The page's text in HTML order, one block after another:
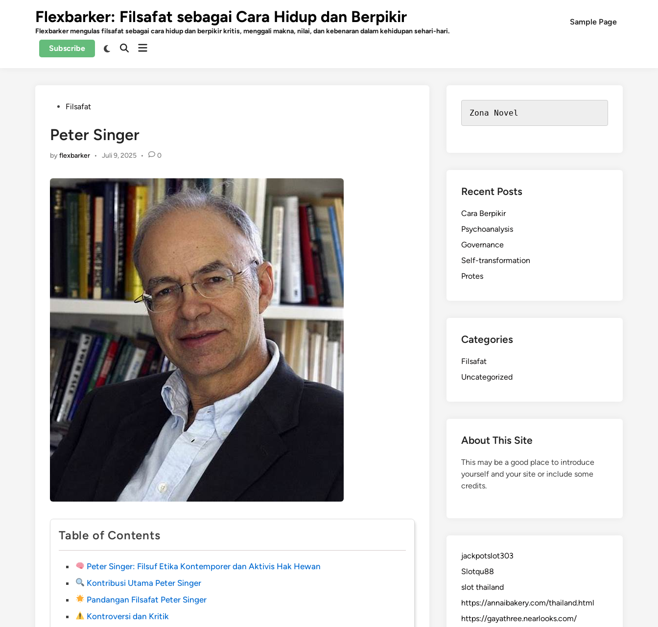
Flexbarker: Filsafat sebagai Cara Hidup dan Berpikir
Flexbarker mengulas filsafat sebagai cara hidup dan berpikir kritis, menggali makna, nilai, dan kebenaran dalam kehidupan sehari-hari.
Sample Page
Subscribe
SwitchOpenOpen
PostedFilsafat
Peter Singer
byflexbarker • Juli 9, 2025 • 0
Table of Contents
Peter Singer: Filsuf Etika Kontemporer dan Aktivis Hak Hewan
Kontribusi Utama Peter Singer
Pandangan Filsafat Peter Singer
Kontroversi dan Kritik
Zona Novel
Recent Posts
Cara Berpikir
Psychoanalysis
Governance
Self-transformation
Protes
Categories
Filsafat
Uncategorized
About This Site
This may be a good place to introduce
yourself and your site or include some
credits.
jackpotslot303
Slotqu88
slot thailand
https://annaibakery.com/thailand.html
https://gayathree.nearlooks.com/